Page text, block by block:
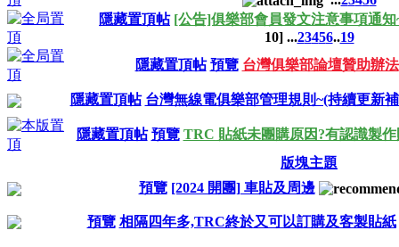
隱藏置頂帖 [公告]俱樂部會員發文注意事項通知
10]...23456..19
隱藏置頂帖 預覽 台灣俱樂部論壇贊助辦法
隱藏置頂帖 台灣無線電俱樂部管理規則~(持續更新
隱藏置頂帖 預覽 TRC 貼紙未團購原因?有認識製
版塊主題
預覽 [2024 開團] 車貼及周邊
預覽 相隔四年多,TRC終於又可以訂購及客製貼紙